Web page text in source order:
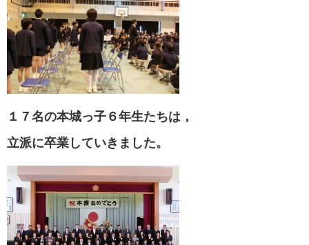
１７名の本城っ子６年生たちは，
立派に卒業していきました。